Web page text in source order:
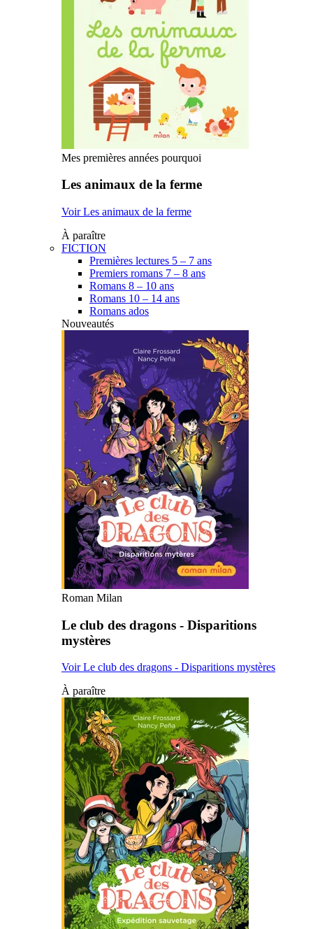
Mes premières années pourquoi
Les animaux de la ferme
Voir Les animaux de la ferme
À paraître
FICTION
Premières lectures 5 – 7 ans
Premiers romans 7 – 8 ans
Romans 8 – 10 ans
Romans 10 – 14 ans
Romans ados
Nouveautés
Roman Milan
Le club des dragons - Disparitions
mystères
Voir Le club des dragons - Disparitions mystères
À paraître